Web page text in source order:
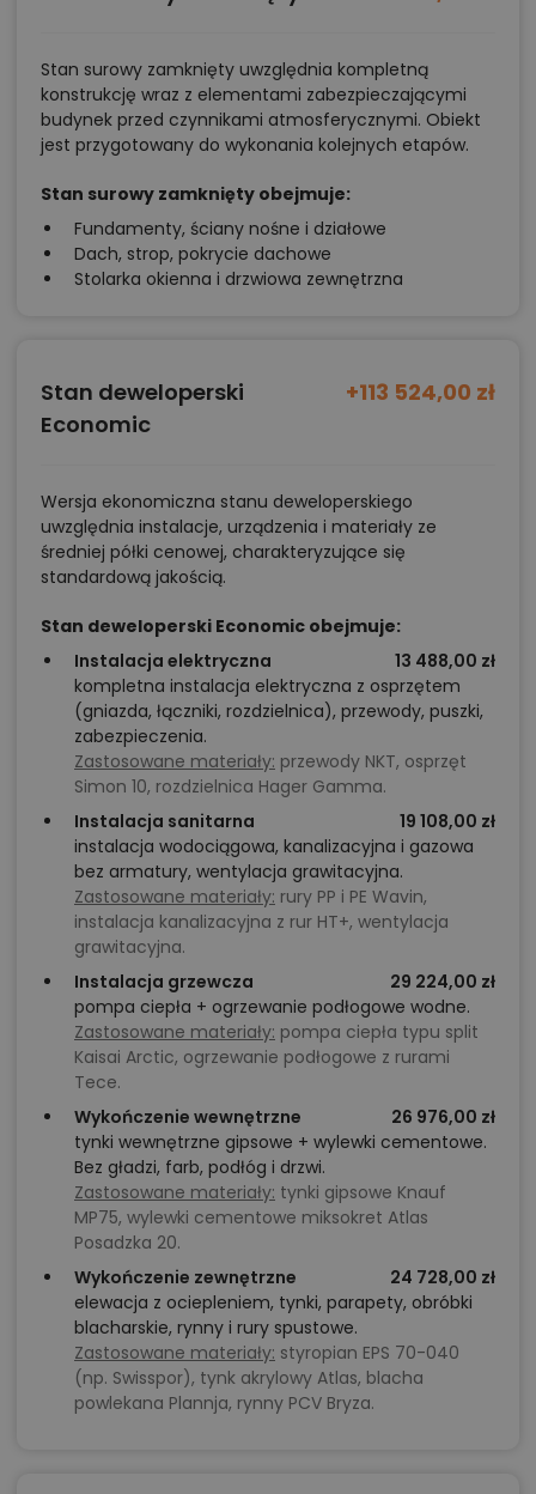
Stan surowy zamknięty uwzględnia kompletną
konstrukcję wraz z elementami zabezpieczającymi
budynek przed czynnikami atmosferycznymi. Obiekt
jest przygotowany do wykonania kolejnych etapów.
Stan surowy zamknięty obejmuje:
Fundamenty, ściany nośne i działowe
Dach, strop, pokrycie dachowe
Stolarka okienna i drzwiowa zewnętrzna
Stan deweloperski
Economic
+113 524,00 zł
Wersja ekonomiczna stanu deweloperskiego
uwzględnia instalacje, urządzenia i materiały ze
średniej półki cenowej, charakteryzujące się
standardową jakością.
Stan deweloperski Economic obejmuje:
Instalacja elektryczna
13 488,00 zł
kompletna instalacja elektryczna z osprzętem
(gniazda, łączniki, rozdzielnica), przewody, puszki,
zabezpieczenia.
Zastosowane materiały: przewody NKT, osprzęt
Simon 10, rozdzielnica Hager Gamma.
Instalacja sanitarna
19 108,00 zł
instalacja wodociągowa, kanalizacyjna i gazowa
bez armatury, wentylacja grawitacyjna.
Zastosowane materiały: rury PP i PE Wavin,
instalacja kanalizacyjna z rur HT+, wentylacja
grawitacyjna.
Instalacja grzewcza
29 224,00 zł
pompa ciepła + ogrzewanie podłogowe wodne.
Zastosowane materiały: pompa ciepła typu split
Kaisai Arctic, ogrzewanie podłogowe z rurami
Tece.
Wykończenie wewnętrzne
26 976,00 zł
tynki wewnętrzne gipsowe + wylewki cementowe.
Bez gładzi, farb, podłóg i drzwi.
Zastosowane materiały: tynki gipsowe Knauf
MP75, wylewki cementowe miksokret Atlas
Posadzka 20.
Wykończenie zewnętrzne
24 728,00 zł
elewacja z ociepleniem, tynki, parapety, obróbki
blacharskie, rynny i rury spustowe.
Zastosowane materiały: styropian EPS 70-040
(np. Swisspor), tynk akrylowy Atlas, blacha
powlekana Plannja, rynny PCV Bryza.